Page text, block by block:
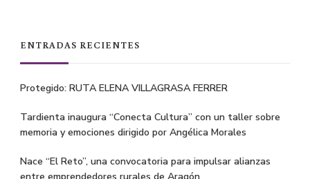
ENTRADAS RECIENTES
Protegido: RUTA ELENA VILLAGRASA FERRER
Tardienta inaugura “Conecta Cultura” con un taller sobre
memoria y emociones dirigido por Angélica Morales
Nace “El Reto”, una convocatoria para impulsar alianzas
entre emprendedores rurales de Aragón